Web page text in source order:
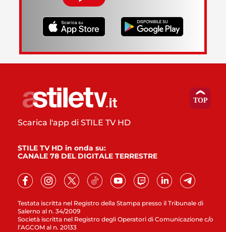
Testata iscritta nel Registro della Stampa presso il Tribunale di
Salerno al n. 34/2009
Società iscritta nel Registro degli Operatori di Comunicazione c/o
l’AGCOM al n. 20133
Scarica l'app di STILE TV HD
STILE TV HD in onda su:
CANALE 78 DEL DIGITALE TERRESTRE